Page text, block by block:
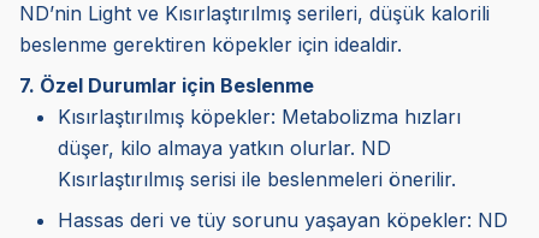
ND’nin Light ve Kısırlaştırılmış serileri, düşük kalorili
beslenme gerektiren köpekler için idealdir.
7. Özel Durumlar için Beslenme
Kısırlaştırılmış köpekler: Metabolizma hızları
düşer, kilo almaya yatkın olurlar. ND
Kısırlaştırılmış serisi ile beslenmeleri önerilir.
Hassas deri ve tüy sorunu yaşayan köpekler: ND